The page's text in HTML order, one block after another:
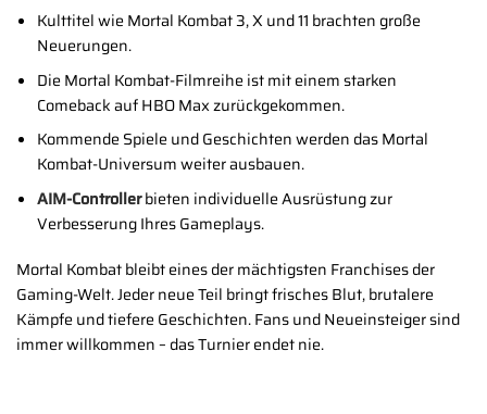
Kulttitel wie Mortal Kombat 3, X und 11 brachten große
Neuerungen.
Die Mortal Kombat-Filmreihe ist mit einem starken
Comeback auf HBO Max zurückgekommen.
Kommende Spiele und Geschichten werden das Mortal
Kombat-Universum weiter ausbauen.
AIM-Controllerbieten individuelle Ausrüstung zur
Verbesserung Ihres Gameplays.
Mortal Kombat bleibt eines der mächtigsten Franchises der
Gaming-Welt. Jeder neue Teil bringt frisches Blut, brutalere
Kämpfe und tiefere Geschichten. Fans und Neueinsteiger sind
immer willkommen – das Turnier endet nie.